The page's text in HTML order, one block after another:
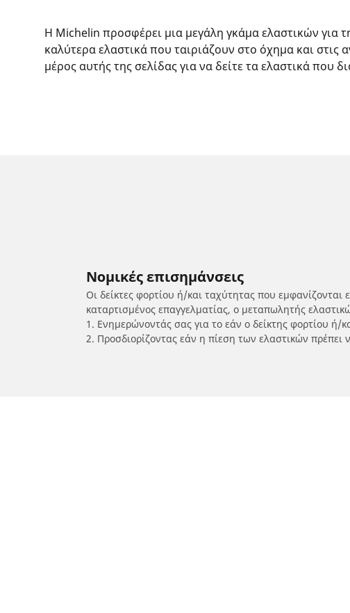
Η Michelin προσφέρει μια μεγάλη γκάμα ελαστικών για
καλύτερα ελαστικά που ταιριάζουν στο όχημα και
μέρος αυτής της σελίδας για να δείτε τα ελαστικά που
Νομικές επισημάνσεις
Οι δείκτες φορτίου ή/και ταχύτητας που
καταρτισμένος επαγγελματίας, ο μεταπωλητής
1. Ενημερώνοντάς σας για το εάν ο δείκτης φορτίου ή/
2. Προσδιορίζοντας εάν η πίεση των ελαστικών